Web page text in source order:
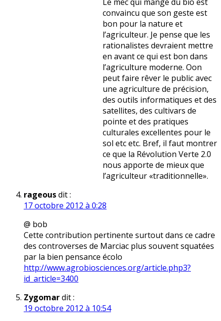
convaincu que son geste est
bon pour la nature et
l’agriculteur. Je pense que les
rationalistes devraient mettre
en avant ce qui est bon dans
l’agriculture moderne. Oon
peut faire rêver le public avec
une agriculture de précision,
des outils informatiques et des
satellites, des cultivars de
pointe et des pratiques
culturales excellentes pour le
sol etc etc. Bref, il faut montrer
ce que la Révolution Verte 2.0
nous apporte de mieux que
l’agriculteur «traditionnelle».
rageousdit :
17 octobre 2012 à 0:28
@ bob
Cette contribution pertinente surtout dans ce cadre
des controverses de Marciac plus souvent squatées
par la bien pensance écolo
http://www.agrobiosciences.org/article.php3?
id_article=3400
Zygomardit :
19 octobre 2012 à 10:54